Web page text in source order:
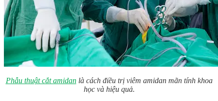
Phẫu thuật cắt amidanlà cách điều trị viêm amidan mãn tínhkhoa
học và hiệu quả.